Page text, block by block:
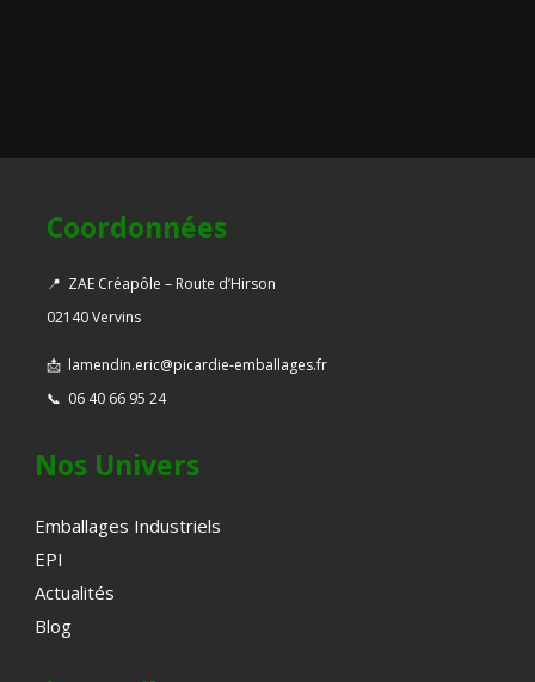
Coordonnées
📍 ZAE Créapôle – Route d’Hirson
02140 Vervins
📩 lamendin.eric@picardie-emballages.fr
📞 06 40 66 95 24
Nos Univers
Emballages Industriels
EPI
Actualités
Blog